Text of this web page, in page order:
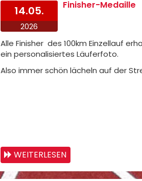
14.05.
2026
Finisher-Medaille
Alle Finisher des 100km Einzellauf
ein personalisiertes Läuferfoto.
Also immer schön lächeln auf der
WEITERLESEN